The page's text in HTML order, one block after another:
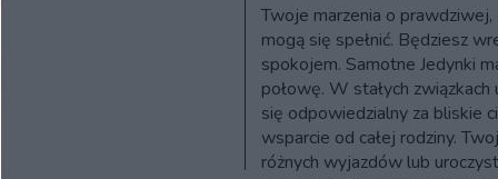
Twoje marzenia o
mogą się spełnić. Będziesz
spokojem. Samotne Jedynki
połowę. W stałych
się odpowiedzialny za bliskie
wsparcie od całej rodziny.
różnych wyjazdów lub